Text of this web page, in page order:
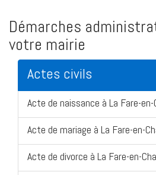
Démarches
votre mairie
Actes civils
Acte de naissance à La Fare-
Acte de mariage à La Fare-en-
Acte de divorce à La Fare-en-